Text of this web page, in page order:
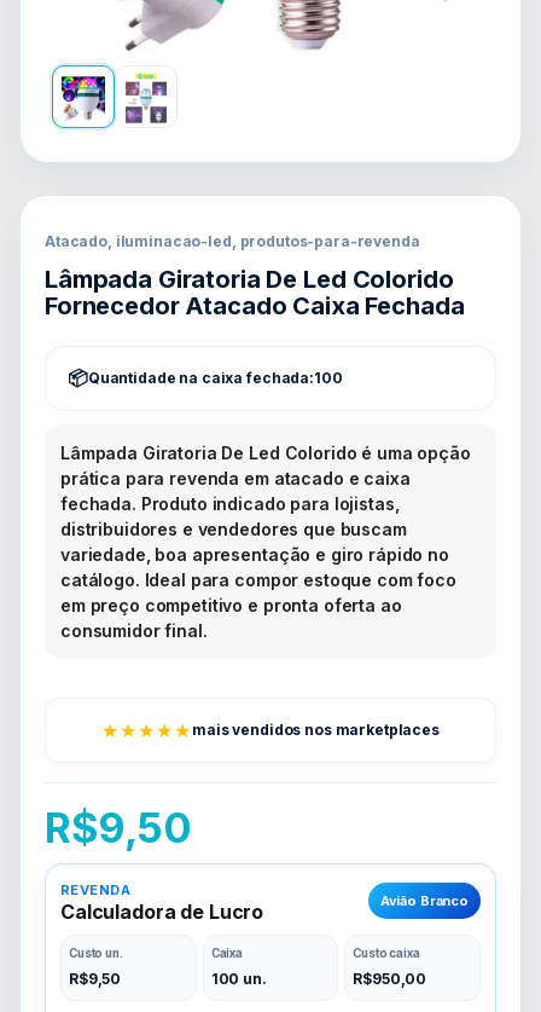
Atacado, iluminacao-led, produtos-para-revenda
Lâmpada Giratoria De Led Colorido
Fornecedor Atacado Caixa Fechada
Quantidade na caixa fechada:100
Lâmpada Giratoria De Led Colorido é uma opção
prática para revenda em atacado e caixa
fechada. Produto indicado para lojistas,
distribuidores e vendedores que buscam
variedade, boa apresentação e giro rápido no
catálogo. Ideal para compor estoque com foco
em preço competitivo e pronta oferta ao
consumidor final.
★★★★★ mais vendidos nos marketplaces
R$9,50
REVENDA
Calculadora de Lucro Avião Branco
Custo un.
R$9,50
Caixa
100 un.
Custo caixa
R$950,00